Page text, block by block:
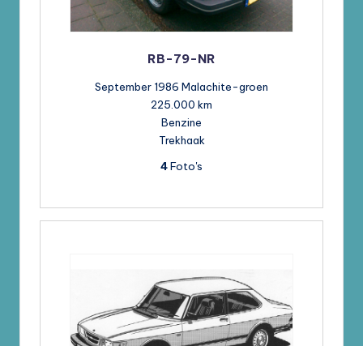
RB-79-NR
September 1986 Malachite-groen
225.000 km
Benzine
Trekhaak
4Foto's